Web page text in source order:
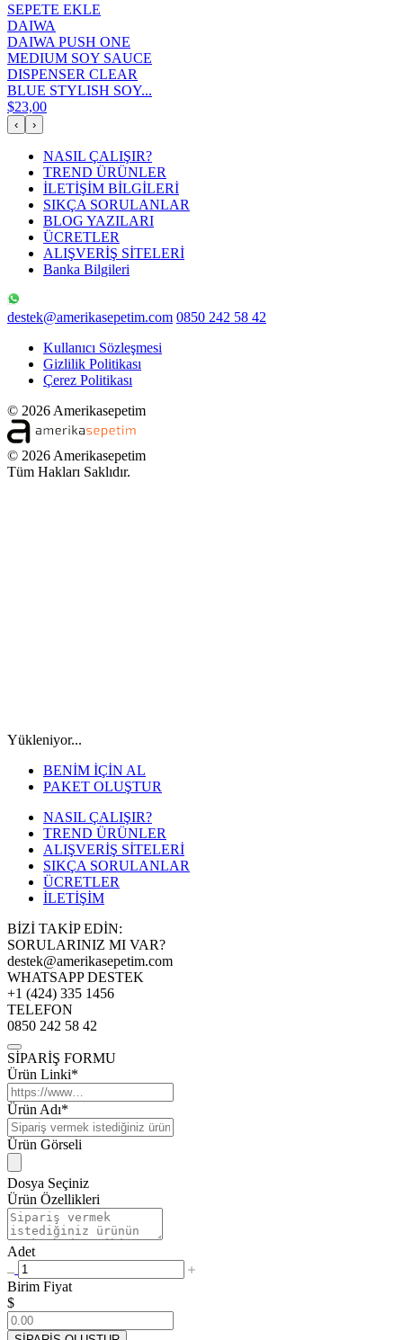
SEPETE EKLE
DAIWA
DAIWA PUSH ONE
MEDIUM SOY SAUCE
DISPENSER CLEAR
BLUE STYLISH SOY...
$23,00
‹ ›
NASIL ÇALIŞIR?
TREND ÜRÜNLER
İLETİŞİM BİLGİLERİ
SIKÇA SORULANLAR
BLOG YAZILARI
ÜCRETLER
ALIŞVERİŞ SİTELERİ
Banka Bilgileri
destek@amerikasepetim.com 0850 242 58 42
Kullanıcı Sözleşmesi
Gizlilik Politikası
Çerez Politikası
© 2026 Amerikasepetim
© 2026 Amerikasepetim
Tüm Hakları Saklıdır.
Yükleniyor...
BENİM İÇİN AL
PAKET OLUŞTUR
NASIL ÇALIŞIR?
TREND ÜRÜNLER
ALIŞVERİŞ SİTELERİ
SIKÇA SORULANLAR
ÜCRETLER
İLETİŞİM
BİZİ TAKİP EDİN:
SORULARINIZ MI VAR?
destek@amerikasepetim.com
WHATSAPP DESTEK
+1 (424) 335 1456
TELEFON
0850 242 58 42
SİPARİŞ FORMU
Ürün Linki*
Ürün Adı*
Ürün Görseli
Dosya Seçiniz
Ürün Özellikleri
Adet
Birim Fiyat
$